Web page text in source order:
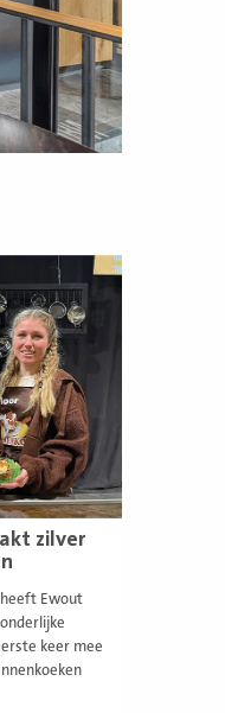
zilver
heeft Ewout
keer mee